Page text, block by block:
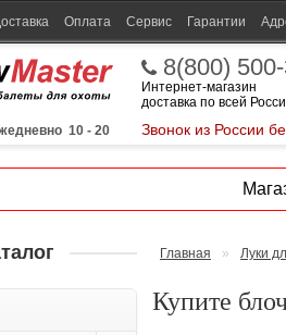
Оплата Сервис Гарантии
10 - 20
8(800)
Интернет-магазин
доставка по всей
Звонок из России
Главная » Луки
Купите